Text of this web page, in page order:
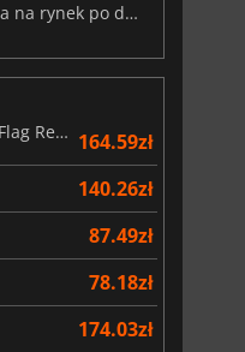
Forsaken Realms: Vahrin’s Call trafia na rynek po dziesięciu latach prac
Assassin's Creed Black Flag Resynced 164.59zł
140.26zł
87.49zł
78.18zł
174.03zł